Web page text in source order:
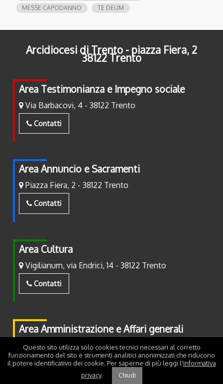
MESSE CAPODANNO
TE DEUM
Arcidiocesi di Trento - piazza Fiera, 2
38122 Trento
Area Testimonianza e Impegno sociale
Via Barbacovi, 4 - 38122 Trento
Contatti
Area Annuncio e Sacramenti
Piazza Fiera, 2 - 38122 Trento
Contatti
Area Cultura
Vigilianum, via Endrici, 14 - 38122 Trento
Contatti
Area Amministrazione e Affari generali
Piazza Fiera, 2 - 38122 Trento
Contatti
Questo sito utilizza solo cookies tecnici necessari al corretto
funzionamento del sito e strumenti analitici anonimizzati che riducono
il potere identificativo dei cookie. Per saperne di più leggi l'informativa
privacy. Chiudi